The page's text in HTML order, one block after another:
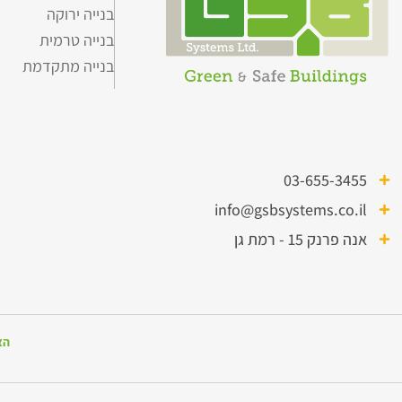
03-655-3455
info@gsbsystems.co.il
אנה פרנק 15 - רמת גן
בנייה ירוקה
בנייה טרמית
בנייה מתקדמת